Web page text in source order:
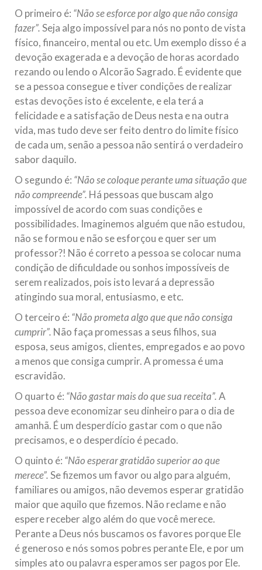
O primeiro é: “Não se esforcepor algo que não consiga
fazer”.Seja algo impossível para nós no ponto de vista
físico, financeiro, mental ou etc. Um exemplo disso é a
devoção exagerada e a devoção de horas acordado
rezando ou lendo o Alcorão Sagrado. É evidente que
se a pessoa consegue e tiver condições de realizar
estas devoções isto é excelente, e ela terá a
felicidade e a satisfação de Deus nesta e na outra
vida, mas tudo deve ser feito dentro do limite físico
de cada um, senão a pessoa não sentirá o verdadeiro
sabor daquilo.
O segundo é: “Não se coloque perante uma situação que
não compreende”. Há pessoas que buscam algo
impossível de acordo com suas condições e
possibilidades. Imaginemos alguém que não estudou,
não se formou e não se esforçou e quer ser um
professor?! Não é correto a pessoa se colocar numa
condição de dificuldade ou sonhos impossíveis de
serem realizados, pois isto levará a depressão
atingindo sua moral, entusiasmo, e etc.
O terceiro é: “Não prometa algo que que não consiga
cumprir”. Não faça promessas a seus filhos, sua
esposa, seus amigos, clientes, empregados e ao povo
a menos que consiga cumprir. A promessa é uma
escravidão.
O quarto é: “Não gastar mais do que sua receita”.A
pessoa deve economizar seu dinheiro para o dia de
amanhã. É um desperdício gastar com o que não
precisamos, e o desperdício é pecado.
O quinto é: “Não esperar gratidão superior ao que
merece”.Se fizemos um favor ou algo para alguém,
familiares ou amigos, não devemos esperar gratidão
maior que aquilo que fizemos. Não reclame e não
espere receber algo além do que você merece.
Perante a Deus nós buscamos os favores porque Ele
é generoso e nós somos pobres perante Ele, e por um
simples ato ou palavra esperamos ser pagos por Ele.